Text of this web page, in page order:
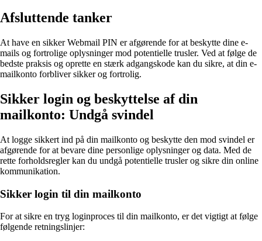
Afsluttende tanker
At have en sikker Webmail PIN er afgørende for at beskytte dine e-
mails og fortrolige oplysninger mod potentielle trusler. Ved at følge de
bedste praksis og oprette en stærk adgangskode kan du sikre, at din e-
mailkonto forbliver sikker og fortrolig.
Sikker login og beskyttelse af din
mailkonto: Undgå svindel
At logge sikkert ind på din mailkonto og beskytte den mod svindel er
afgørende for at bevare dine personlige oplysninger og data. Med de
rette forholdsregler kan du undgå potentielle trusler og sikre din online
kommunikation.
Sikker login til din mailkonto
For at sikre en tryg loginproces til din mailkonto, er det vigtigt at følge
følgende retningslinjer: